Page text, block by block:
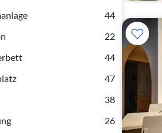
44
22
44
47
38
26